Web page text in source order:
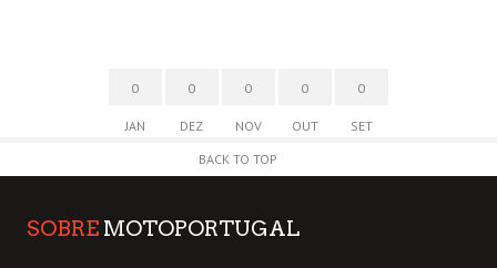
0
JAN
0
DEZ
0
NOV
0
OUT
0
SET
BACK TO TOP
SOBRE MOTOPORTUGAL